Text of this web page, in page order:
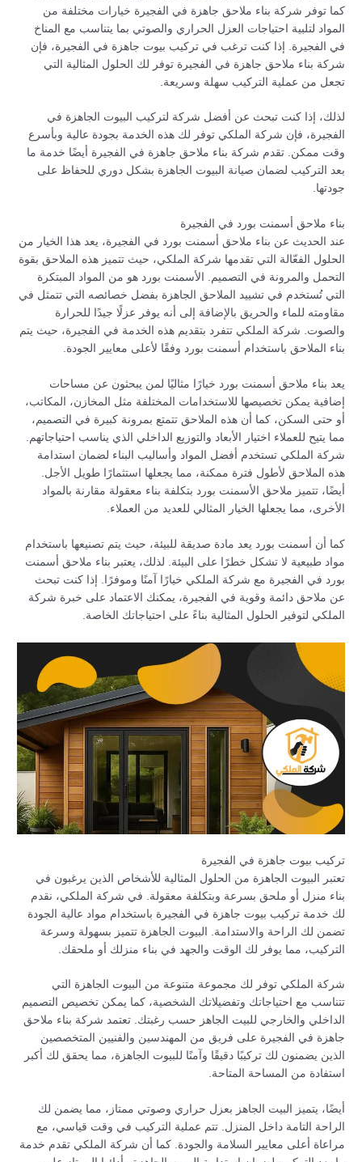
كما توفر شركة بناء ملاحق جاهزة في الفجيرة خيارات مختلفة من
المواد لتلبية احتياجات العزل الحراري والصوتي بما يتناسب مع المناخ
في الفجيرة. إذا كنت ترغب في تركيب بيوت جاهزة في الفجيرة، فإن
شركة بناء ملاحق جاهزة في الفجيرة توفر لك الحلول المثالية التي
تجعل من عملية التركيب سهلة وسريعة.
لذلك، إذا كنت تبحث عن أفضل شركة لتركيب البيوت الجاهزة في
الفجيرة، فإن شركة الملكي توفر لك هذه الخدمة بجودة عالية وبأسرع
وقت ممكن. تقدم شركة بناء ملاحق جاهزة في الفجيرة أيضًا خدمة ما
بعد التركيب لضمان صيانة البيوت الجاهزة بشكل دوري للحفاظ على
جودتها.
بناء ملاحق أسمنت بورد في الفجيرة
عند الحديث عن بناء ملاحق أسمنت بورد في الفجيرة، يعد هذا الخيار من
الحلول الفعّالة التي تقدمها شركة الملكي، حيث تتميز هذه الملاحق بقوة
التحمل والمرونة في التصميم. الأسمنت بورد هو من المواد المبتكرة
التي تُستخدم في تشييد الملاحق الجاهزة بفضل خصائصه التي تتمثل في
مقاومته للماء والحريق بالإضافة إلى أنه يوفر عزلًا جيدًا للحرارة
والصوت. شركة الملكي تتفرد بتقديم هذه الخدمة في الفجيرة، حيث يتم
بناء الملاحق باستخدام أسمنت بورد وفقًا لأعلى معايير الجودة.
يعد بناء ملاحق أسمنت بورد خيارًا مثاليًا لمن يبحثون عن مساحات
إضافية يمكن تخصيصها للاستخدامات المختلفة مثل المخازن، المكاتب،
أو حتى السكن، كما أن هذه الملاحق تتمتع بمرونة كبيرة في التصميم،
مما يتيح للعملاء اختيار الأبعاد والتوزيع الداخلي الذي يناسب احتياجاتهم.
شركة الملكي تستخدم أفضل المواد وأساليب البناء لضمان استدامة
هذه الملاحق لأطول فترة ممكنة، مما يجعلها استثمارًا طويل الأجل.
أيضًا، تتميز ملاحق الأسمنت بورد بتكلفة بناء معقولة مقارنة بالمواد
الأخرى، مما يجعلها الخيار المثالي للعديد من العملاء.
كما أن أسمنت بورد يعد مادة صديقة للبيئة، حيث يتم تصنيعها باستخدام
مواد طبيعية لا تشكل خطرًا على البيئة. لذلك، يعتبر بناء ملاحق أسمنت
بورد في الفجيرة مع شركة الملكي خيارًا آمنًا وموفرًا. إذا كنت تبحث
عن ملاحق دائمة وقوية في الفجيرة، يمكنك الاعتماد على خبرة شركة
الملكي لتوفير الحلول المثالية بناءً على احتياجاتك الخاصة.
تركيب بيوت جاهزة في الفجيرة
تعتبر البيوت الجاهزة من الحلول المثالية للأشخاص الذين يرغبون في
بناء منزل أو ملحق بسرعة وبتكلفة معقولة. في شركة الملكي، نقدم
لك خدمة تركيب بيوت جاهزة في الفجيرة باستخدام مواد عالية الجودة
تضمن لك الراحة والاستدامة. البيوت الجاهزة تتميز بسهولة وسرعة
التركيب، مما يوفر لك الوقت والجهد في بناء منزلك أو ملحقك.
شركة الملكي توفر لك مجموعة متنوعة من البيوت الجاهزة التي
تتناسب مع احتياجاتك وتفضيلاتك الشخصية، كما يمكن تخصيص التصميم
الداخلي والخارجي للبيت الجاهز حسب رغبتك. تعتمد شركة بناء ملاحق
جاهزة في الفجيرة على فريق من المهندسين والفنيين المتخصصين
الذين يضمنون لك تركيبًا دقيقًا وآمنًا للبيوت الجاهزة، مما يحقق لك أكبر
استفادة من المساحة المتاحة.
أيضًا، يتميز البيت الجاهز بعزل حراري وصوتي ممتاز، مما يضمن لك
الراحة التامة داخل المنزل. تتم عملية التركيب في وقت قياسي، مع
مراعاة أعلى معايير السلامة والجودة. كما أن شركة الملكي تقدم خدمة